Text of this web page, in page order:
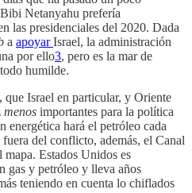
Netanyahu prefería
las presidenciales del 2020. Dada
a apoyarIsrael, la administración
por ello3, pero es la mar de
humilde.
que Israel en particular, y Oriente
menos importantes para la política
energética hará el petróleo cada
del conflicto, además, el Canal
mapa. Estados Unidos es
gas y petróleo y lleva años
teniendo en cuenta lo chiflados